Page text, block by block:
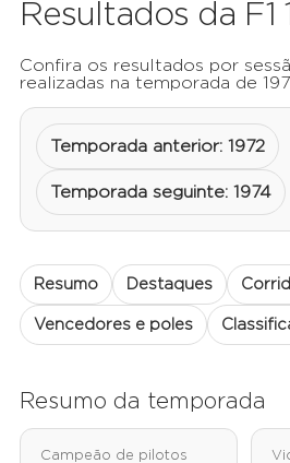
Resultados da F1
Confira os resultados por
realizadas na temporada de
Temporada anterior: 1972
Temporada seguinte: 1974
Resumo Destaques
Vencedores e poles
Resumo da temporada
Campeão de pilotos